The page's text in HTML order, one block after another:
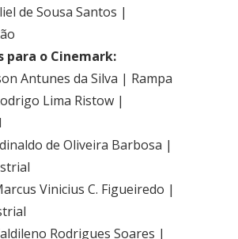
de Sousa Santos |
para o Cinemark:
Antunes da Silva | Rampa
Lima Ristow |
de Oliveira Barbosa |
Vinicius C. Figueiredo |
Rodrigues Soares |